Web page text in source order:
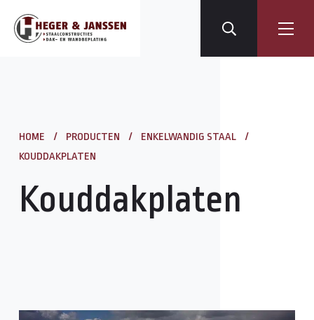
HOME / PRODUCTEN / ENKELWANDIG STAAL
/
KOUDDAKPLATEN
Kouddakplaten